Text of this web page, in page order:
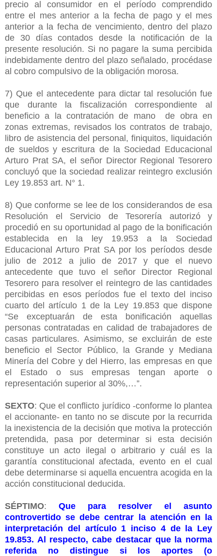
precio al consumidor en el período comprendido
entre el mes anterior a la fecha de pago y el mes
anterior a la fecha de vencimiento, dentro del plazo
de 30 días contados desde la notificación de la
presente resolución. Si no pagare la suma percibida
indebidamente dentro del plazo señalado, procédase
al cobro compulsivo de la obligación morosa.
7) Que el antecedente para dictar tal resolución fue
que durante la fiscalización correspondiente al
beneficio a la contratación de mano de obra en
zonas extremas, revisados los contratos de trabajo,
libro de asistencia del personal, finiquitos, liquidación
de sueldos y escritura de la Sociedad Educacional
Arturo Prat SA, el señor Director Regional Tesorero
concluyó que la sociedad realizar reintegro exclusión
Ley 19.853 art. N° 1.
8) Que conforme se lee de los considerandos de esa
Resolución el Servicio de Tesorería autorizó y
procedió en su oportunidad al pago de la bonificación
establecida en la ley 19.953 a la Sociedad
Educacional Arturo Prat SA por los períodos desde
julio de 2012 a julio de 2017 y que el nuevo
antecedente que tuvo el señor Director Regional
Tesorero para resolver el reintegro de las cantidades
percibidas en esos períodos fue el texto del inciso
cuarto del artículo 1 de la Ley 19.853 que dispone
“Se exceptuarán de esta bonificación aquellas
personas contratadas en calidad de trabajadores de
casas particulares. Asimismo, se excluirán de este
beneficio el Sector Público, la Grande y Mediana
Minería del Cobre y del Hierro, las empresas en que
el Estado o sus empresas tengan aporte o
representación superior al 30%,…”.
SEXTO: Que el conflicto jurídico -conforme lo plantea
el accionante- en tanto no se discute por la recurrida
la inexistencia de la decisión que motiva la protección
pretendida, pasa por determinar si esta decisión
constituye un acto ilegal o arbitrario y cuál es la
garantía constitucional afectada, evento en el cual
debe determinarse si aquella encuentra acogida en la
acción constitucional deducida.
SÉPTIMO: Que para resolver el asunto
controvertido se debe centrar la atención en la
interpretación del artículo 1 inciso 4 de la Ley
19.853. Al respecto, cabe destacar que la norma
referida no distingue si los aportes (o